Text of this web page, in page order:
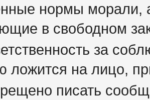
нормы морали,
в свободном
за
ложится на лицо,
писать